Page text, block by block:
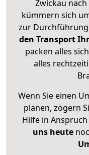
Zwickau
kümmern sich
zur
den Transport
packen alles
alles
Wenn Sie einen
planen, zögern
Hilfe in
uns heute